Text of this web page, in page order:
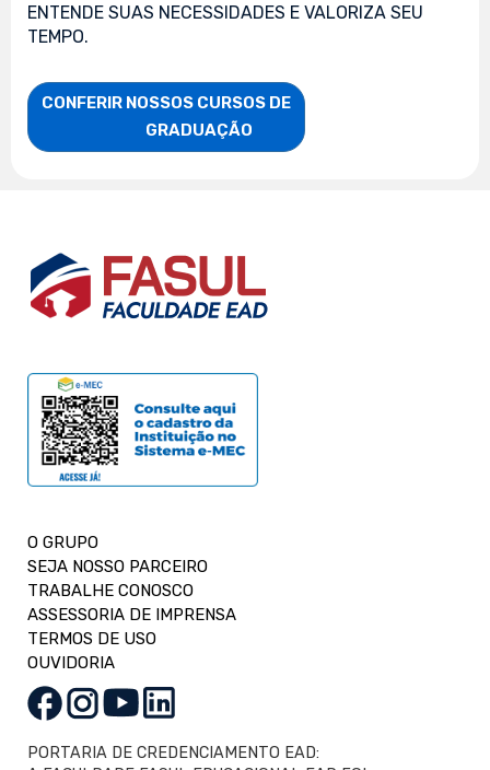
ENTENDE SUAS NECESSIDADES E VALORIZA SEU
TEMPO.
CONFERIR NOSSOS CURSOS DE
                    GRADUAÇÃO
O GRUPO
SEJA NOSSO PARCEIRO
TRABALHE CONOSCO
ASSESSORIA DE IMPRENSA
TERMOS DE USO
OUVIDORIA
PORTARIA DE CREDENCIAMENTO EAD: